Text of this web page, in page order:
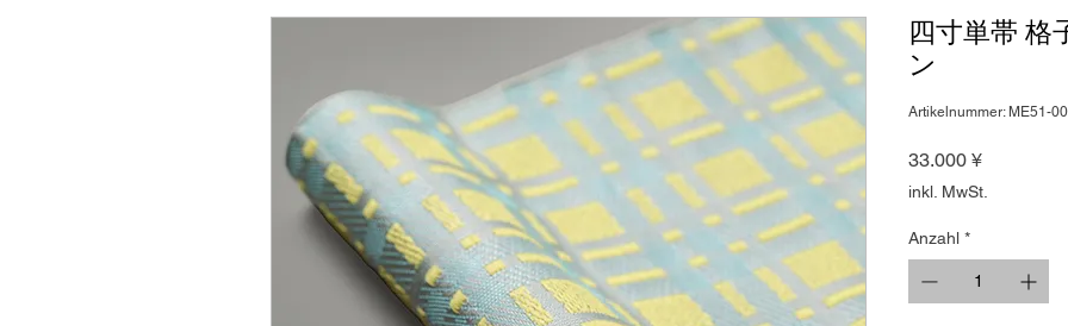
四寸単帯 格
ン
Artikelnummer: ME51-
33.000 ¥Preis
inkl. MwSt.
Anzahl *